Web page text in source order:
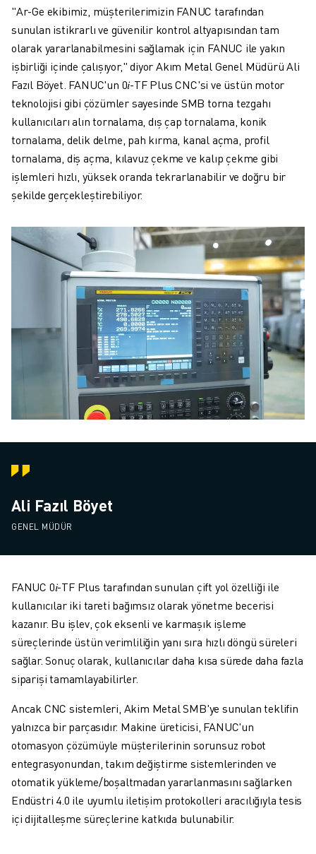
"Ar-Ge ekibimiz, müşterilerimizin FANUC tarafından
sunulan istikrarlı ve güvenilir kontrol altyapısından tam
olarak yararlanabilmesini sağlamak için FANUC ile yakın
işbirliği içinde çalışıyor," diyor Akım Metal Genel Müdürü Ali
Fazıl Böyet. FANUC'un 0𝑖-TF Plus CNC'si ve üstün motor
teknolojisi gibi çözümler sayesinde SMB torna tezgahı
kullanıcıları alın tornalama, dış çap tornalama, konik
tornalama, delik delme, pah kırma, kanal açma, profil
tornalama, diş açma, kılavuz çekme ve kalıp çekme gibi
işlemleri hızlı, yüksek oranda tekrarlanabilir ve doğru bir
şekilde gerçekleştirebiliyor.
Ali Fazıl Böyet
GENEL MÜDÜR
FANUC 0𝑖-TF Plus tarafından sunulan çift yol özelliği ile
kullanıcılar iki tareti bağımsız olarak yönetme becerisi
kazanır. Bu işlev, çok eksenli ve karmaşık işleme
süreçlerinde üstün verimliliğin yanı sıra hızlı döngü süreleri
sağlar. Sonuç olarak, kullanıcılar daha kısa sürede daha fazla
siparişi tamamlayabilirler.
Ancak CNC sistemleri, Akim Metal SMB'ye sunulan teklifin
yalnızca bir parçasıdır. Makine üreticisi, FANUC'un
otomasyon çözümüyle müşterilerinin sorunsuz robot
entegrasyonundan, takım değiştirme sistemlerinden ve
otomatik yükleme/boşaltmadan yararlanmasını sağlarken
Endüstri 4.0 ile uyumlu iletişim protokolleri aracılığıyla tesis
içi dijitalleşme süreçlerine katkıda bulunabilir.